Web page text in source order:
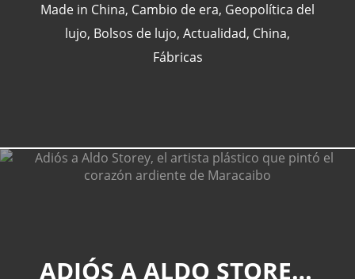
Made in China, Cambio de era, Geopolítica del
lujo, Bolsos de lujo, Actualidad, China,
Fábricas
ADIÓS A ALDO STOREY, EL ARTISTA PLÁSTICO QUE PINTÓ EL CORAZÓN ARDIENTE DE MARACAIBO